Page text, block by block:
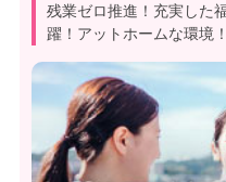
残業ゼロ推進！充実した
躍！アットホームな環境！